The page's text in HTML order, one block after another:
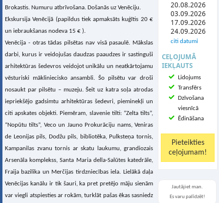
20.08.2026
03.09.2026
17.09.2026
24.09.2026
citi datumi
CEĻOJUMĀ
IEKĻAUTS
Lidojums
Transfērs
Dzīvošana
viesnīcā
Ēdināšana
Jautājiet man.
Es varu palīdzēt!
Brokastis. Numuru atbrīvošana. Došanās uz Venēciju.
Ekskursija Venēcijā (papildus tiek apmaksāts kuģītis 20 €
un iebraukšanas nodeva 15 € ).
Venēcija - otras tādas pilsētas nav visā pasaulē. Mākslas
darbi, kurus ir veidojušas daudzas paaudzes ir sastinguši
arhitektūras šedevros veidojot unikālu un neatkārtojamu
vēsturiski mākliniecisko ansambli. Šo pilsētu var droši
nosaukt par pilsētu – muzeju. Šeit uz katra soļa atrodas
iepriekšējo gadsimtu arhitektūras šedevri, pieminekļi un
citi apskates objekti. Piemēram, slavenie tilti: “Zelta tilts”,
“Nopūtu tilts”, Veco un Jauno Prokurāciju nams, Veniras
de Leonijas pils, Dodžu pils, bibliotēka, Pulksteņa tornis,
Kampanilas zvanu tornis ar skatu laukumu, grandiozais
Arsenāla komplekss, Santa Maria della-Salūtes katedrāle,
Fraija bazilika un Merčijas tirdzniecības iela. Lielākā daļa
Venēcijas kanālu ir tik šauri, ka pret pretējo māju sienām
var viegli atspiesties ar rokām, turklāt pašas ēkas sasniedz